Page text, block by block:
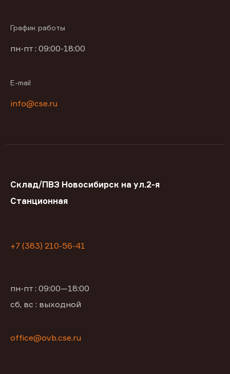
График работы
пн-пт : 09:00-18:00
E-mail
info@cse.ru
Склад/ПВЗ Новосибирск на ул.2-я
Станционная
+7 (383) 210-56-41
пн-пт : 09:00—18:00
сб, вс : выходной
office@ovb.cse.ru